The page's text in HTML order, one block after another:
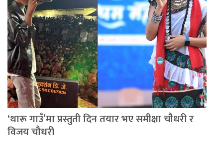
‘थारू गाउँ’मा प्रस्तुती दिन तयार भए समीक्षा चौधरी र
विजय चौधरी